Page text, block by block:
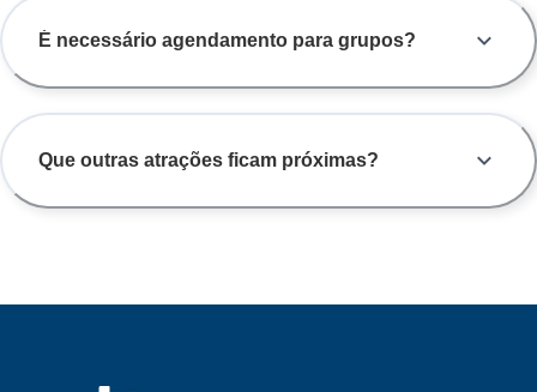
É necessário agendamento para grupos?
Que outras atrações ficam próximas?